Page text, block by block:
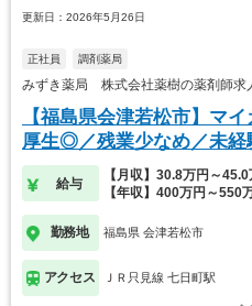
更新日：2026年5月26日
正社員 調剤薬局
みずき薬局 株式会社薬樹の薬剤師求
【福島県会津若松市】マ
厚生◎／残業少なめ／未経
給与
【月収】30.8万円～45.0
【年収】400万円～550
勤務地 福島県 会津若松市
アクセス ＪＲ只見線 七日町駅